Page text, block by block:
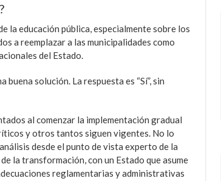
la educación pública, especialmente sobre los
a reemplazar a las municipalidades como
del Estado.
solución. La respuesta es “Sí”, sin
al comenzar la implementación gradual
y otros tantos siguen vigentes. No lo
desde el punto de vista experto de la
la transformación, con un Estado que asume
reglamentarias y administrativas